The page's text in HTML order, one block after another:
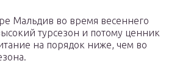
Мальдив во время весеннего
турсезон и потому ценник
на порядок ниже, чем во